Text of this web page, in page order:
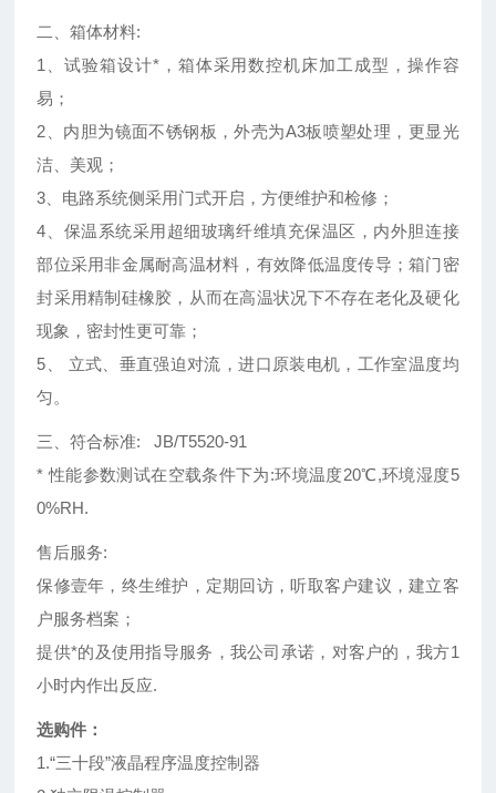
二、箱体材料:
1、试验箱设计*，箱体采用数控机床加工成型，操作容
易；
2、内胆为镜面不锈钢板，外壳为A3板喷塑处理，更显光
洁、美观；
3、电路系统侧采用门式开启，方便维护和检修；
4、保温系统采用超细玻璃纤维填充保温区，内外胆连接
部位采用非金属耐高温材料，有效降低温度传导；箱门密
封采用精制硅橡胶，从而在高温状况下不存在老化及硬化
现象，密封性更可靠；
5、 立式、垂直强迫对流，进口原装电机，工作室温度均
匀。
三、符合标准: JB/T5520-91
* 性能参数测试在空载条件下为:环境温度20℃,环境湿度5
0%RH.
售后服务:
保修壹年，终生维护，定期回访，听取客户建议，建立客
户服务档案；
提供*的及使用指导服务，我公司承诺，对客户的，我方1
小时内作出反应.
选购件：
1.“三十段”液晶程序温度控制器